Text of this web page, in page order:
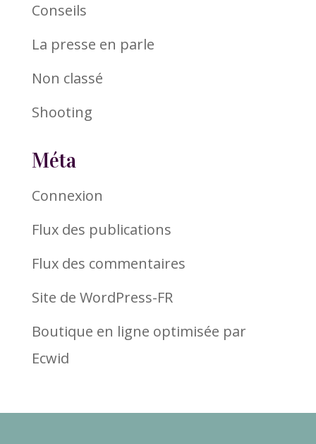
Conseils
La presse en parle
Non classé
Shooting
Méta
Connexion
Flux des publications
Flux des commentaires
Site de WordPress-FR
Boutique en ligne optimisée par
Ecwid